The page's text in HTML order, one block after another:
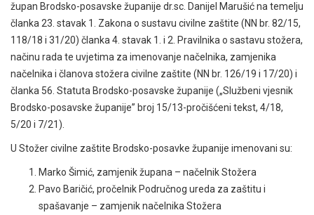
župan Brodsko-posavske županije dr.sc. Danijel Marušić na temelju
članka 23. stavak 1. Zakona o sustavu civilne zaštite (NN br. 82/15,
118/18 i 31/20) članka 4. stavak 1. i 2. Pravilnika o sastavu stožera,
načinu rada te uvjetima za imenovanje načelnika, zamjenika
načelnika i članova stožera civilne zaštite (NN br. 126/19 i 17/20) i
članka 56. Statuta Brodsko-posavske županije („Službeni vjesnik
Brodsko-posavske županije” broj 15/13-pročišćeni tekst, 4/18,
5/20 i 7/21).
U Stožer civilne zaštite Brodsko-posavke županije imenovani su:
Marko Šimić, zamjenik župana – načelnik Stožera
Pavo Baričić, pročelnik Područnog ureda za zaštitu i
spašavanje – zamjenik načelnika Stožera